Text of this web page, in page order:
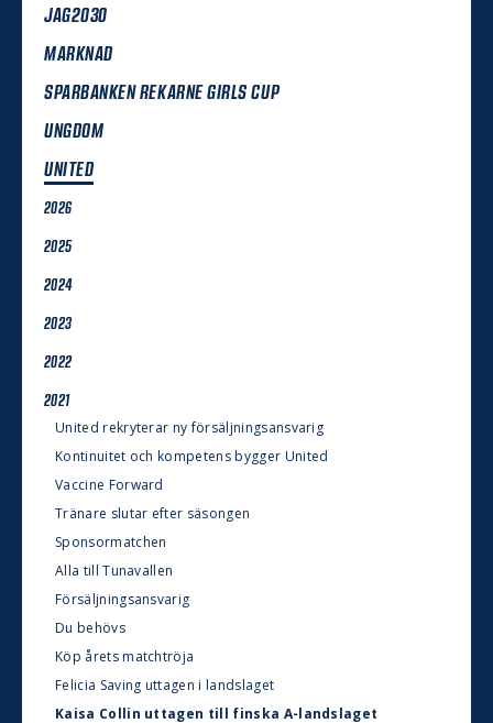
JAG2030
MARKNAD
SPARBANKEN REKARNE GIRLS CUP
UNGDOM
UNITED
2026
2025
2024
2023
2022
2021
United rekryterar ny försäljningsansvarig
Kontinuitet och kompetens bygger United
Vaccine Forward
Tränare slutar efter säsongen
Sponsormatchen
Alla till Tunavallen
Försäljningsansvarig
Du behövs
Köp årets matchtröja
Felicia Saving uttagen i landslaget
Kaisa Collin uttagen till finska A-landslaget